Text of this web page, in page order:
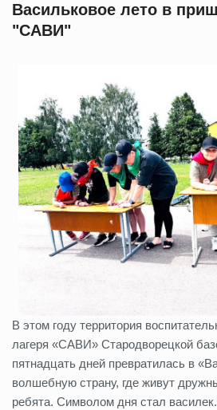
Васильковое лето в
"САВИ"
В этом году территория
лагеря «САВИ» Стародворецкой
пятнадцать дней превратилась в
волшебную страну, где живут
ребята. Символом дня стал василек.